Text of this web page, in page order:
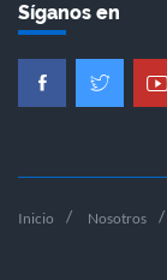
Síganos en
Inicio Nosotros